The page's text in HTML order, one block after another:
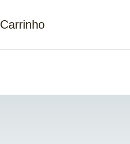
Carrinho